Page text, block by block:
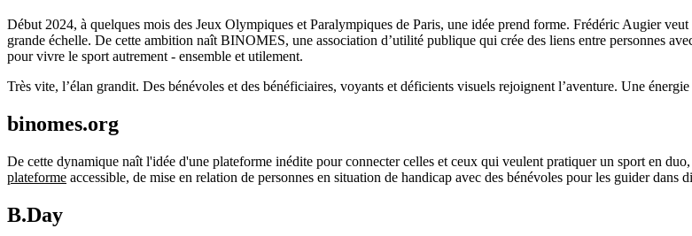
Début 2024, à quelques mois des Jeux Olympiques et Paralympiques de Paris, une idée prend forme. Frédéric Augier
grande échelle. De cette ambition naît BINOMES, une association d’utilité publique qui crée des liens entre personnes
pour vivre le sport autrement - ensemble et utilement.
Très vite, l’élan grandit. Des bénévoles et des bénéficiaires, voyants et déficients visuels rejoignent l’aventure. Une
binomes.org
De cette dynamique naît l'idée d'une plateforme inédite pour connecter celles et ceux qui veulent pratiquer un sport en
plateforme accessible, de mise en relation de personnes en situation de handicap avec des bénévoles pour les guider dans
B.Day